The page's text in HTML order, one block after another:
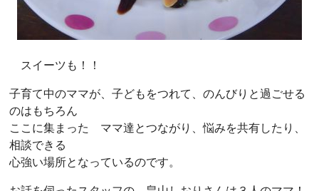
スイーツも！！
子育て中のママが、子どもをつれて、のんびりと過ごせる
のはもちろん
ここに集まった ママ達とつながり、悩みを共有したり、
相談できる
心強い場所となっているのです。